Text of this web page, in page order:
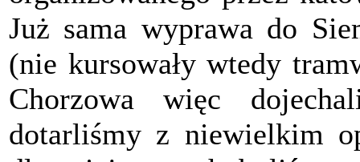
Już sama wyprawa do
(nie kursowały wtedy
Chorzowa więc
dotarliśmy z niewielkim